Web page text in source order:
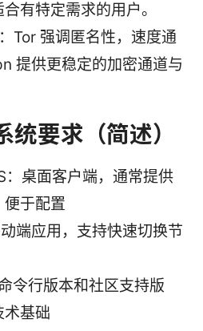
有特定需求的用户。
Tor 强调匿名性，速度通
提供更稳定的加密通道与
统要求（简述）
桌面客户端，通常提供
便于配置
端应用，支持快速切换节
令行版本和社区支持版
术基础